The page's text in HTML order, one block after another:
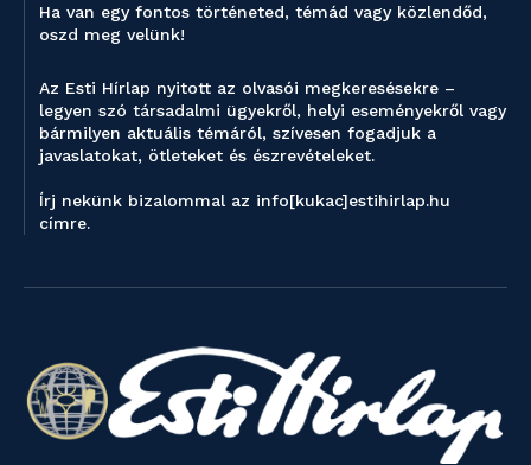
Ha van egy fontos történeted, témád vagy közlendőd,
oszd meg velünk!
Az Esti Hírlap nyitott az olvasói megkeresésekre –
legyen szó társadalmi ügyekről, helyi eseményekről vagy
bármilyen aktuális témáról, szívesen fogadjuk a
javaslatokat, ötleteket és észrevételeket.
Írj nekünk bizalommal az info[kukac]estihirlap.hu
címre.